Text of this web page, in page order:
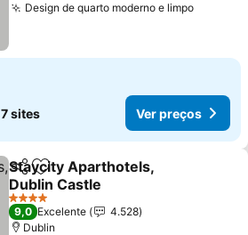
Design de quarto moderno e limpo
7 sites Ver preços
PartilharAdicionar aos favoritos
Staycity Aparthotels,
Dublin Castle
4 Estrelas
9,0 Excelente
4.528
Dublin